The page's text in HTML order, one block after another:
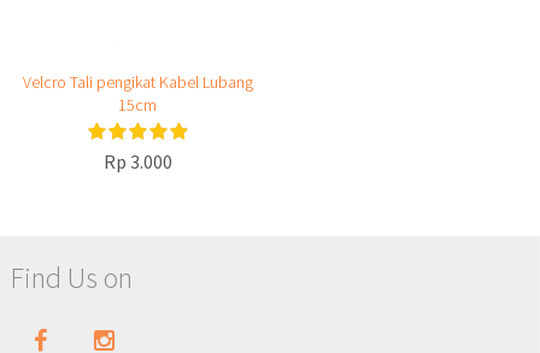
Velcro Tali pengikat Kabel Lubang
15cm
Rp 3.000
Find Us on